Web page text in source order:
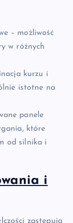
– możliwość
w różnych
kurzu i
istotne na
panele
które
od silnika i
i
zastępują